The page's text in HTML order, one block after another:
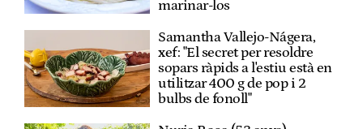
marinar-los
Samantha Vallejo-Nágera,
xef: "El secret per resoldre
sopars ràpids a l'estiu està en
utilitzar 400 g de pop i 2
bulbs de fonoll"